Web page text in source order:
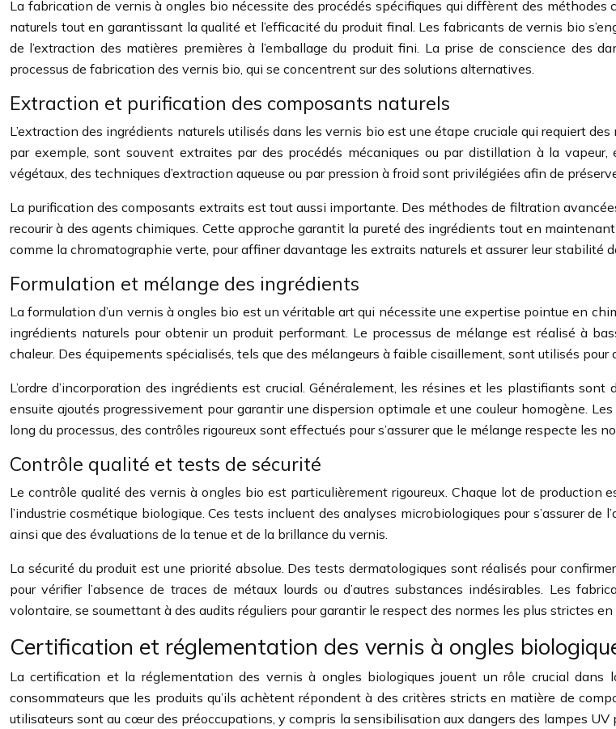
La fabrication de vernis à ongles bio nécessite des procédés spécifiques qui diffèrent des
naturels tout en garantissant la qualité et l’efficacité du produit final. Les fabricants de vernis bio
de l’extraction des matières premières à l’emballage du produit fini. La prise de conscience des
processus de fabrication des vernis bio, qui se concentrent sur des solutions alternatives.
Extraction et purification des composants naturels
L’extraction des ingrédients naturels utilisés dans les vernis bio est une étape cruciale qui requiert
par exemple, sont souvent extraites par des procédés mécaniques ou par distillation à la
végétaux, des techniques d’extraction aqueuse ou par pression à froid sont privilégiées afin de
La purification des composants extraits est tout aussi importante. Des méthodes de filtration
recourir à des agents chimiques. Cette approche garantit la pureté des ingrédients tout en
comme la chromatographie verte, pour affiner davantage les extraits naturels et assurer leur stabilité
Formulation et mélange des ingrédients
La formulation d’un vernis à ongles bio est un véritable art qui nécessite une expertise pointue en
ingrédients naturels pour obtenir un produit performant. Le processus de mélange est réalisé à
chaleur. Des équipements spécialisés, tels que des mélangeurs à faible cisaillement, sont utilisés
L’ordre d’incorporation des ingrédients est crucial. Généralement, les résines et les plastifiants
ensuite ajoutés progressivement pour garantir une dispersion optimale et une couleur homogène.
long du processus, des contrôles rigoureux sont effectués pour s’assurer que le mélange respecte les
Contrôle qualité et tests de sécurité
Le contrôle qualité des vernis à ongles bio est particulièrement rigoureux. Chaque lot de
l’industrie cosmétique biologique. Ces tests incluent des analyses microbiologiques pour s’assurer
ainsi que des évaluations de la tenue et de la brillance du vernis.
La sécurité du produit est une priorité absolue. Des tests dermatologiques sont réalisés pour
pour vérifier l’absence de traces de métaux lourds ou d’autres substances indésirables. Les
volontaire, se soumettant à des audits réguliers pour garantir le respect des normes les plus strictes
Certification et réglementation des vernis à ongles
La certification et la réglementation des vernis à ongles biologiques jouent un rôle crucial
consommateurs que les produits qu’ils achètent répondent à des critères stricts en matière de
utilisateurs sont au cœur des préoccupations, y compris la sensibilisation aux dangers des lampes